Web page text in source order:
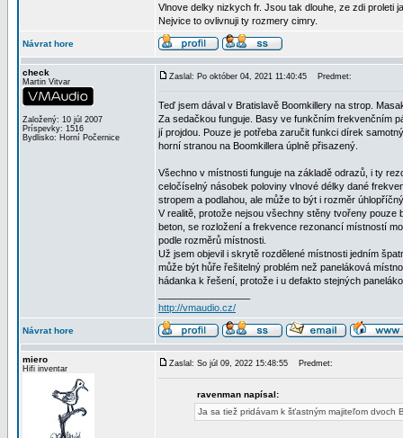
Vlnove delky nizkych fr. Jsou tak dlouhe, ze zdi proleti
Nejvice to ovlivnuji ty rozmery cimry.
Návrat hore
check
Martin Vitvar
Založený: 10 júl 2007
Príspevky: 1516
Bydlisko: Horní Počernice
Zaslal: Po október 04, 2021 11:40:45 Predmet:
Teď jsem dával v Bratislavě Boomkillery na strop.
Za sedačkou funguje. Basy ve funkčním frekvenčním
jí projdou. Pouze je potřeba zaručit funkci dírek
horní stranou na Boomkillera úplně přisazený.
Všechno v místnosti funguje na základě odrazů, i ty
celočíselný násobek poloviny vlnové délky dané
stropem a podlahou, ale může to být i rozměr
V realitě, protože nejsou všechny stěny tvořeny pouze
beton, se rozložení a frekvence rezonancí místností
podle rozměrů místnosti.
Už jsem objevil i skrytě rozdělené místnosti jedním
může být hůře řešitelný problém než paneláková
hádanka k řešení, protože i u defakto stejných
http://vmaudio.cz/
Návrat hore
miero
Hifi inventar
Zaslal: So júl 09, 2022 15:48:55 Predmet:
ravenman napísal:
Ja sa tiež pridávam k šťastným majiteľom dvoch